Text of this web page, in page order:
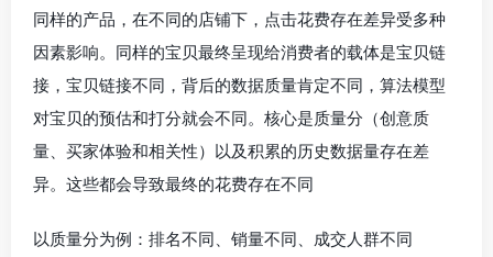
同样的产品，在不同的店铺下，点击花费存在差异受多种
因素影响。同样的宝贝最终呈现给消费者的载体是宝贝链
接， 宝贝链接不同，背后的数据质量肯定不同，算法模型
对宝贝的预估和打分就会不同。 核心是质量分 （创意质
量、买家体验和相关性）以及积累的历史数据量存在差
异。这些都会导致最终的花费存在不同
以质量分为例：排名不同、销量不同、成交人群不同